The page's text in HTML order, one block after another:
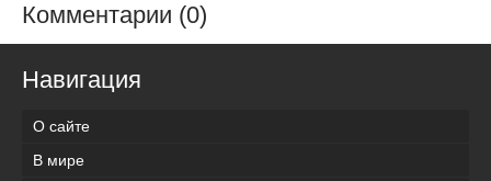
Комментарии (0)
Навигация
О сайте
В мире